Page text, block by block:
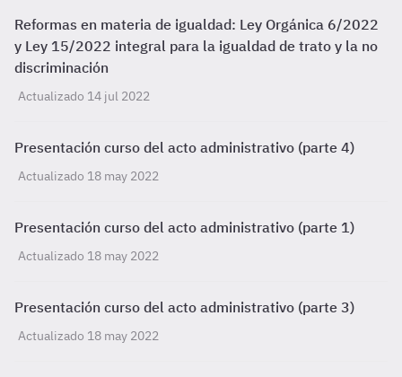
Reformas en materia de igualdad: Ley Orgánica 6/2022
y Ley 15/2022 integral para la igualdad de trato y la no
discriminación
Actualizado 14 jul 2022
Presentación curso del acto administrativo (parte 4)
Actualizado 18 may 2022
Presentación curso del acto administrativo (parte 1)
Actualizado 18 may 2022
Presentación curso del acto administrativo (parte 3)
Actualizado 18 may 2022